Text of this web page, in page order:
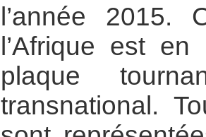
l’année 2015.
l’Afrique est
plaque
transnational.